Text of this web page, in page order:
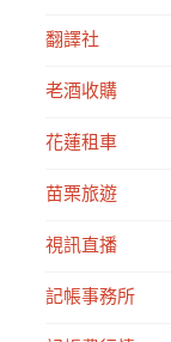
翻譯社
老酒收購
花蓮租車
苗栗旅遊
視訊直播
記帳事務所